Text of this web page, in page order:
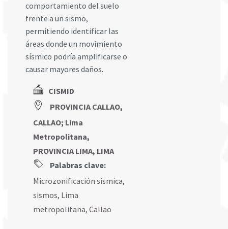
comportamiento del suelo
frente a un sismo,
permitiendo identificar las
áreas donde un movimiento
sísmico podría amplificarse o
causar mayores daños.
CISMID
PROVINCIA CALLAO,
CALLAO; Lima
Metropolitana,
PROVINCIA LIMA, LIMA
Palabras clave:
Microzonificación sísmica,
sismos, Lima
metropolitana, Callao